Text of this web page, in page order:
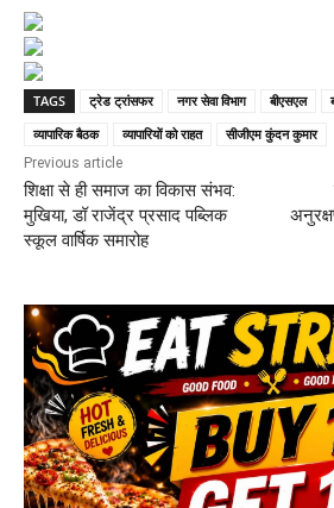
TAGS ट्रेड ट्रांसफर नगर सेवा विभाग बीएसएल
व्यापारिक बैठक
व्यापारियों को राहत सीजीएम कुंदन कुमार
Previous article
शिक्षा से ही समाज का विकास संभव:
मुखिया, डॉ राजेंद्र प्रसाद पब्लिक
स्कूल वार्षिक समारोह